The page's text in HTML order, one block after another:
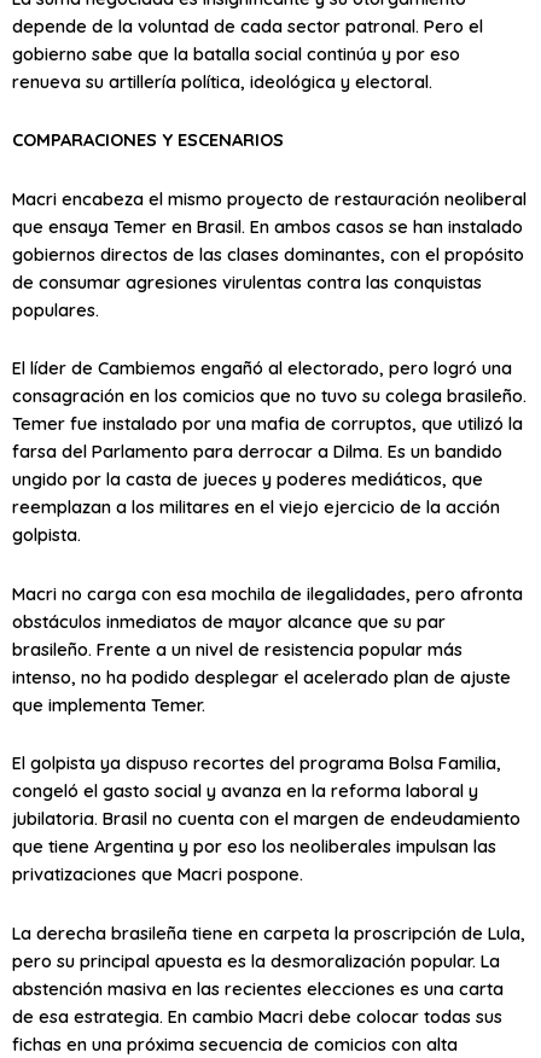
depende de la voluntad de cada sector patronal. Pero el
gobierno sabe que la batalla social continúa y por eso
renueva su artillería política, ideológica y electoral.
COMPARACIONES Y ESCENARIOS
Macri encabeza el mismo proyecto de restauración neoliberal
que ensaya Temer en Brasil. En ambos casos se han instalado
gobiernos directos de las clases dominantes, con el propósito
de consumar agresiones virulentas contra las conquistas
populares.
El líder de Cambiemos engañó al electorado, pero logró una
consagración en los comicios que no tuvo su colega brasileño.
Temer fue instalado por una mafia de corruptos, que utilizó la
farsa del Parlamento para derrocar a Dilma. Es un bandido
ungido por la casta de jueces y poderes mediáticos, que
reemplazan a los militares en el viejo ejercicio de la acción
golpista.
Macri no carga con esa mochila de ilegalidades, pero afronta
obstáculos inmediatos de mayor alcance que su par
brasileño. Frente a un nivel de resistencia popular más
intenso, no ha podido desplegar el acelerado plan de ajuste
que implementa Temer.
El golpista ya dispuso recortes del programa Bolsa Familia,
congeló el gasto social y avanza en la reforma laboral y
jubilatoria. Brasil no cuenta con el margen de endeudamiento
que tiene Argentina y por eso los neoliberales impulsan las
privatizaciones que Macri pospone.
La derecha brasileña tiene en carpeta la proscripción de Lula,
pero su principal apuesta es la desmoralización popular. La
abstención masiva en las recientes elecciones es una carta
de esa estrategia. En cambio Macri debe colocar todas sus
fichas en una próxima secuencia de comicios con alta